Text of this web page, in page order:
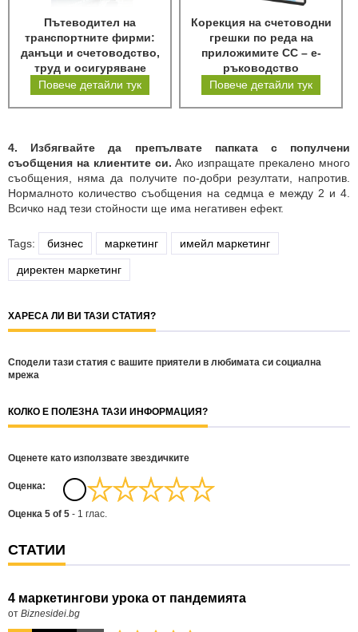
Пътеводител на
транспортните фирми:
данъци и счетоводство,
труд и осигуряване
Повече детайли тук
Корекция на счетоводни
грешки по реда на
приложимите СС – е-
ръководство
Повече детайли тук
4.
Избягвайте да препълвате папката с популчени
съобщения на клиентите си.Ако изпращате прекалено много
съобщения, няма да получите по-добри резултати, напротив.
Нормалното количество съобщения на седмца е между 2 и 4.
Всичко над тези стойности ще има негативен ефект.
Tags: бизнес маркетинг имейл маркетинг
директен маркетинг
ХАРЕСА ЛИ ВИ ТАЗИ СТАТИЯ?
Сподели тази статия с вашите приятели в любимата си социална
мрежа
КОЛКО Е ПОЛЕЗНА ТАЗИ ИНФОРМАЦИЯ?
Оценете като използвате звездичките
Oценка:
Оценка 5 of 5 - 1 глас.
СТАТИИ
4 маркетингови урока от пандемията
от Biznesidei.bg